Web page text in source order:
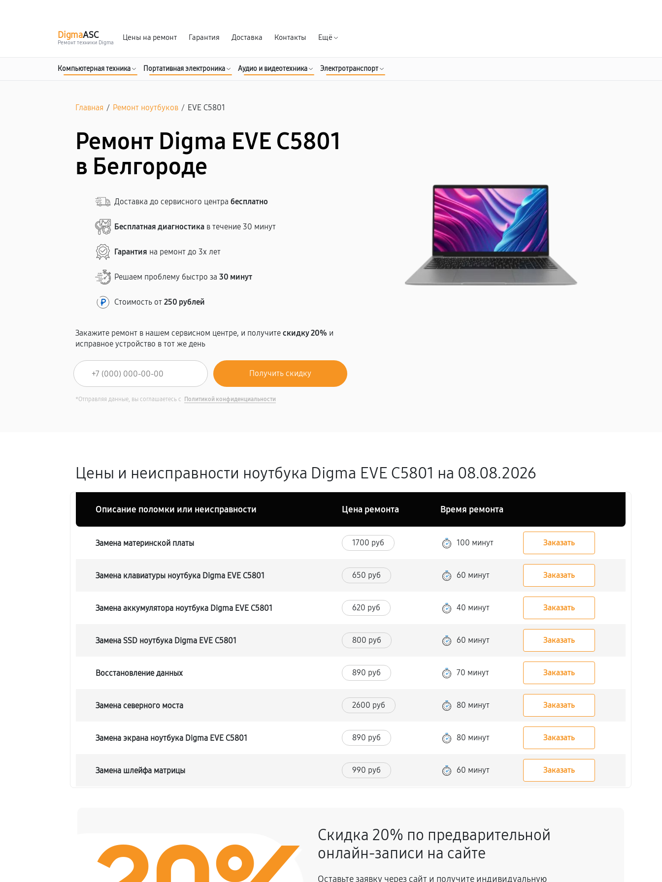
DigmaASC
Ремонт техники Digma
Цены на ремонт Гарантия Доставка Контакты Ещё
Компьютерная техника Портативная электроника Аудио и видеотехника Электротранспорт
Главная / Ремонт ноутбуков / EVE C5801
Ремонт Digma EVE C5801
в Белгороде
Доставка до сервисного центрабесплатно
Бесплатная диагностика в течение 30 минут
Гарантия на ремонт до 3х лет
Решаем проблему быстро за30 минут
Стоимость от250 рублей
Закажите ремонт в нашем сервисном центре, и получитескидку 20% и
исправное устройство в тот же день
*Отправляя данные, вы соглашаетесь с Политикой конфиденциальности
Цены и неисправности ноутбука Digma EVE C5801 на 08.08.2026
Описание поломки или неисправности Цена ремонта Время ремонта
Замена материнской платы 1700 руб 100 минут Заказать
Замена клавиатуры ноутбука Digma EVE C5801 650 руб 60 минут Заказать
Замена аккумулятора ноутбука Digma EVE C5801 620 руб 40 минут Заказать
Замена SSD ноутбука Digma EVE C5801 800 руб 60 минут Заказать
Восстановление данных 890 руб 70 минут Заказать
Замена северного моста 2600 руб 80 минут Заказать
Замена экрана ноутбука Digma EVE C5801 890 руб 80 минут Заказать
Замена шлейфа матрицы 990 руб 60 минут Заказать
1170 руб 70 минут Заказать
Замена процессора ноутбука Digma EVE C5801
Скидка 20% по предварительной
онлайн-записи на сайте
Оставьте заявку через сайт и получите индивидуальную